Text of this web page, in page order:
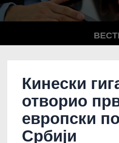
Кинески
отворио
европски
Србији